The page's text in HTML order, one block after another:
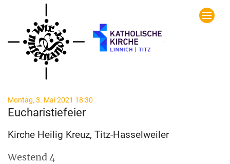
Zum Inhalt springen
Montag, 3. Mai 2021 18:30
Eucharistiefeier
Kirche Heilig Kreuz, Titz-Hasselweiler
Westend 4